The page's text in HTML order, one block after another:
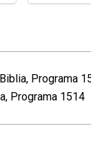
Programa
Programa 1514